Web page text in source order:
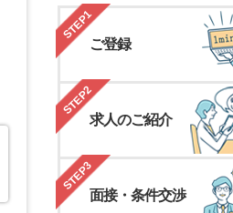
STEP1
ご登録
STEP2
求人のご紹介
STEP3
面接・条件交渉